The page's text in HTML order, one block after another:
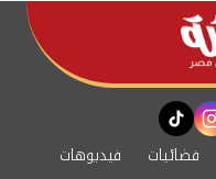
instagram
tiktok
فضائيات فيديوهات